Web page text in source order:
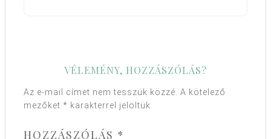
VÉLEMÉNY, HOZZÁSZÓLÁS?
Az e-mail címet nem tesszük közzé. A kötelező
mezőket * karakterrel jelöltük
HOZZÁSZÓLÁS *